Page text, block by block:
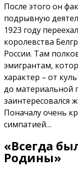
После этого он
подрывную
1923 году
королевства
России. Там
эмигрантам,
характер – от
до материальной
заинтересовался
Поначалу очень
симпатией…
«Всегда
Родины»